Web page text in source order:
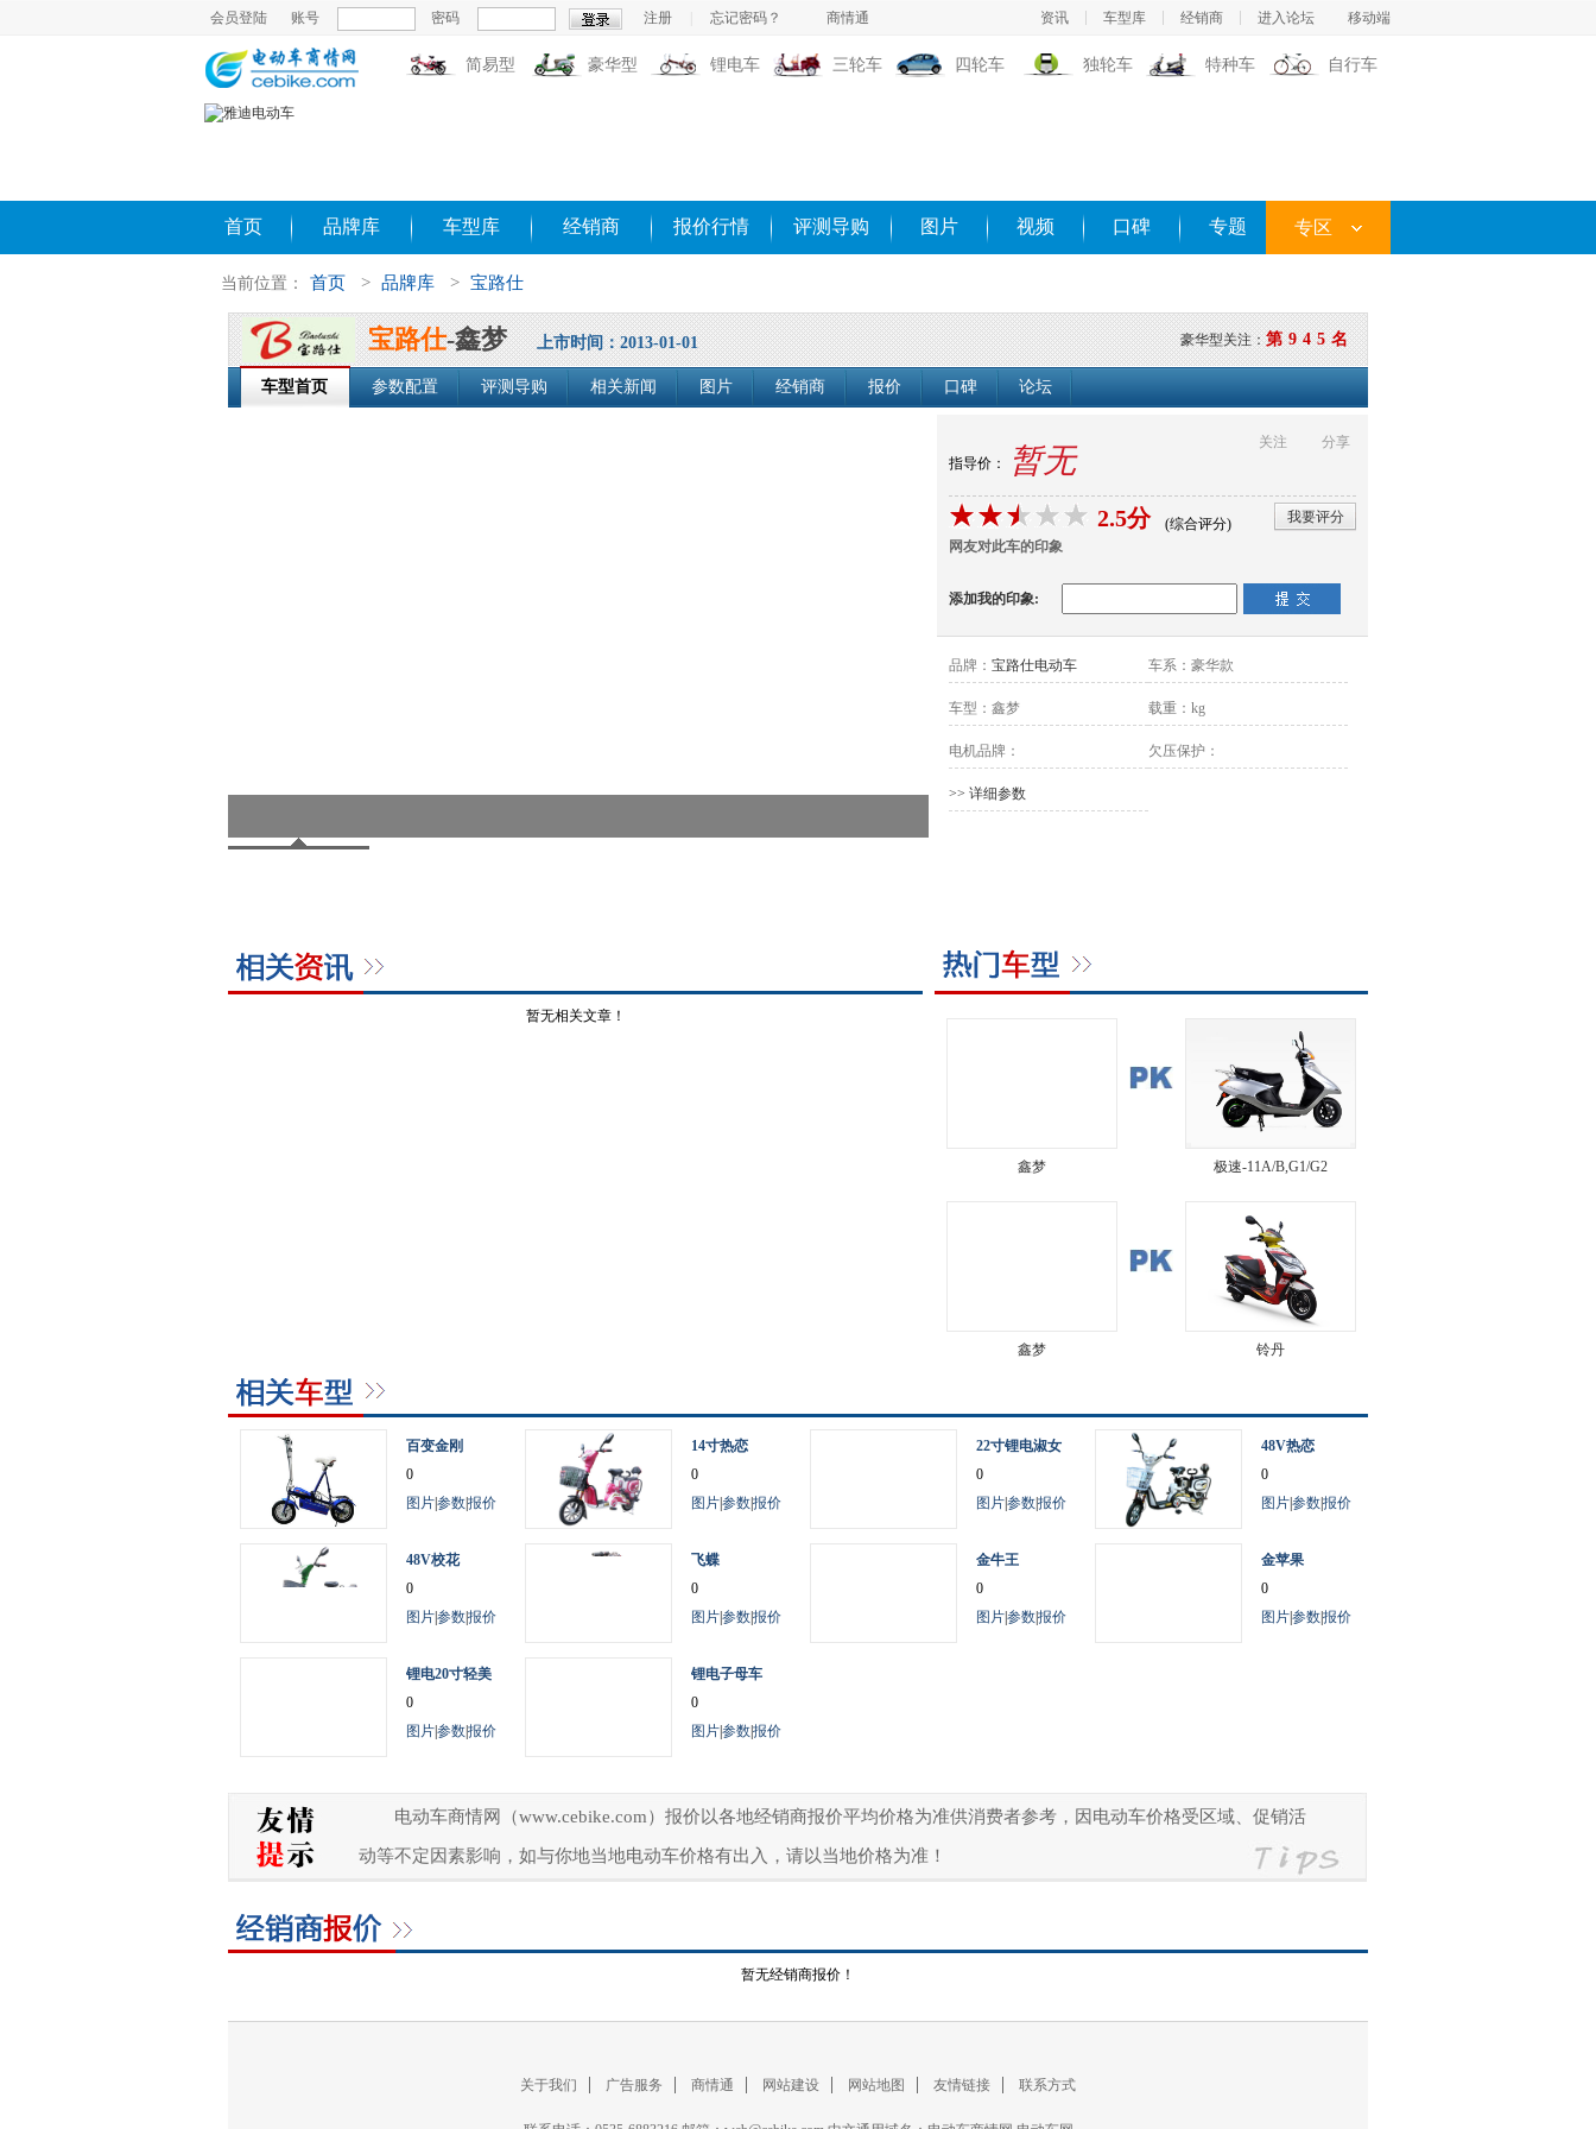
资讯 车型库 经销商 进入论坛 移动端
会员登陆 账号 密码 注册 忘记密码？ 商情通
简易型 豪华型 锂电车 三轮车 四轮车 独轮车 特种车 自行车
首页 品牌库 车型库 经销商 报价行情 评测导购 图片 视频 口碑 专题 专区
当前位置： 首页 > 品牌库 > 宝路仕
豪华型关注：第945名
宝路仕-鑫梦 上市时间：2013-01-01
车型首页 参数配置 评测导购 相关新闻 图片 经销商 报价 口碑 论坛
指导价： 暂无 关注 分享
2.5分 (综合评分)
我要评分
网友对此车的印象
添加我的印象:
品牌： 宝路仕电动车 车系： 豪华款
车型： 鑫梦 载重： kg
电机品牌： 欠压保护：
>> 详细参数
暂无相关文章！
鑫梦 极速-11A/B,G1/G2
鑫梦 铃丹
百变金刚
0
图片参数报价
14寸热恋
0
图片参数报价
22寸锂电淑女
车
0
图片参数报价
48V热恋
0
图片参数报价
48V校花
0
图片参数报价
飞蝶
0
图片参数报价
金牛王
0
图片参数报价
金苹果
0
图片参数报价
锂电20寸轻美
0
图片参数报价
锂电子母车
0
图片参数报价
电动车商情网（www.cebike.com）报价以各地经销商报价平均价格为准供消费者参考，因电动车价格受区域、促销活
动等不定因素影响，如与你地当地电动车价格有出入，请以当地价格为准！
暂无经销商报价！
关于我们 广告服务 商情通 网站建设 网站地图 友情链接 联系方式